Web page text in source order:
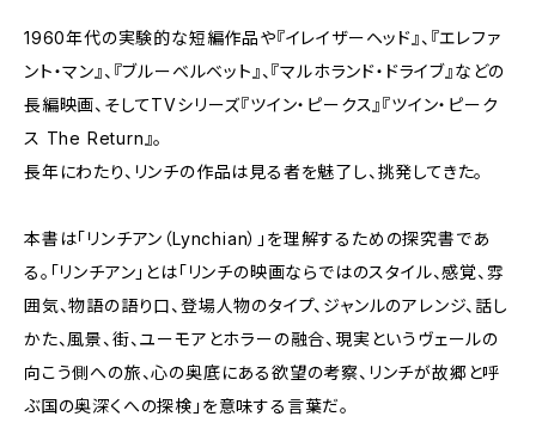
1960年代の実験的な短編作品や『イレイザーヘッド』、『エレファ
ント・マン』、『ブルーベルベット』、『マルホランド・ドライブ』などの
長編映画、そしてTVシリーズ『ツイン・ピークス』『ツイン・ピーク
ス The Return』。
長年にわたり、リンチの作品は見る者を魅了し、挑発してきた。
本書は「リンチアン（Lynchian）」を理解するための探究書であ
る。「リンチアン」とは「リンチの映画ならではのスタイル、感覚、雰
囲気、物語の語り口、登場人物のタイプ、ジャンルのアレンジ、話し
かた、風景、街、ユーモアとホラーの融合、現実というヴェールの
向こう側への旅、心の奥底にある欲望の考察、リンチが故郷と呼
ぶ国の奥深くへの探検」を意味する言葉だ。